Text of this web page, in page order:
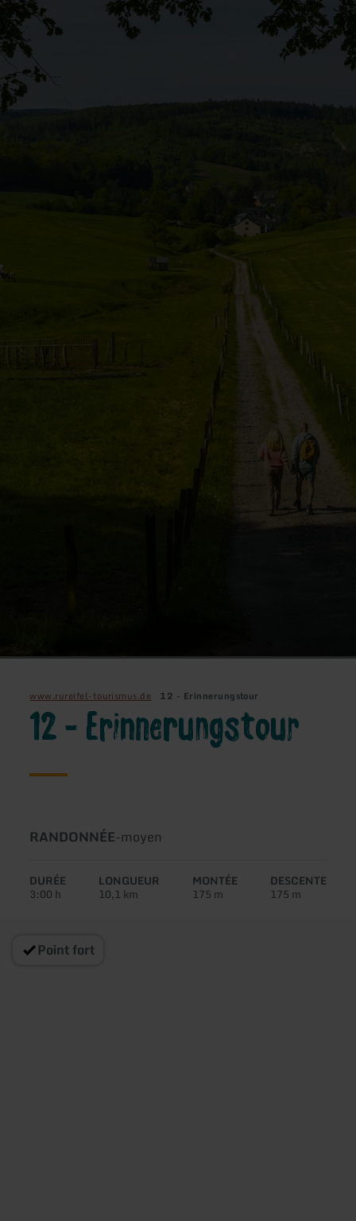
www.rureifel-tourismus.de 12 - Erinnerungstour
12 - Erinnerungstour
Type
circuit:
RANDONNÉE-Difficulté:
moyen
DURÉE
3:00 h
LONGUEUR
10,1 km
MONTÉE
175 m
DESCENTE
175 m
Point fort